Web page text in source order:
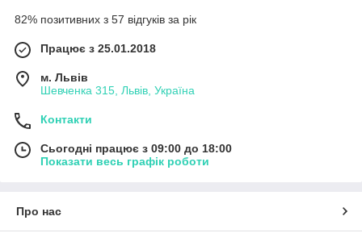
82% позитивних з 57 відгуків за рік
Працює з 25.01.2018
м. Львів
Шевченка 315, Львів, Україна
Контакти
Сьогодні працює з 09:00 до 18:00
Показати весь графік роботи
Про нас